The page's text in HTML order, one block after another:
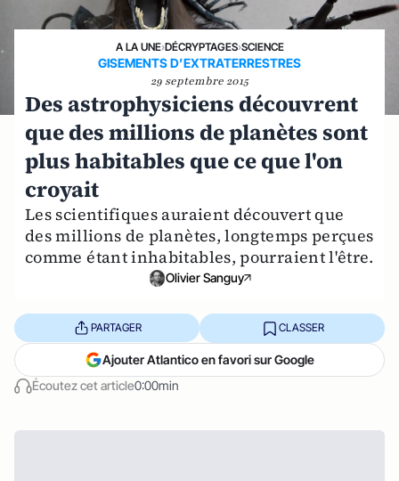
A LA UNE›DÉCRYPTAGES›SCIENCE
GISEMENTS D’EXTRATERRESTRES
29 septembre 2015
Des astrophysiciens découvrent
que des millions de planètes sont
plus habitables que ce que l'on
croyait
Les scientifiques auraient découvert que
des millions de planètes, longtemps perçues
comme étant inhabitables, pourraient l'être.
Olivier Sanguy
Écoutez cet article0:00min
PARTAGER CLASSER
Ajouter Atlantico en favori sur Google